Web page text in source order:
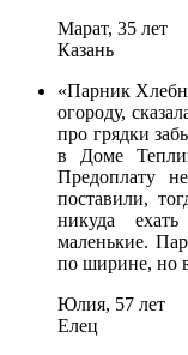
Марат, 35 лет
Казань
«Парник
огороду,
про грядки
в Доме
Предоплату
поставили,
никуда
маленькие.
по ширине, но
Юлия, 57 лет
Елец